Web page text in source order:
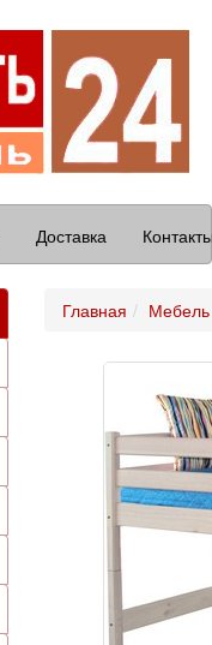
Доставка
Главная Мебель